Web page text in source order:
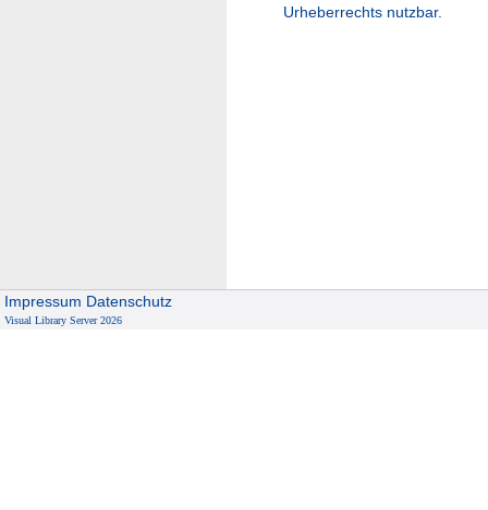
Urheberrechts nutzbar.
Impressum Datenschutz
Visual Library Server 2026